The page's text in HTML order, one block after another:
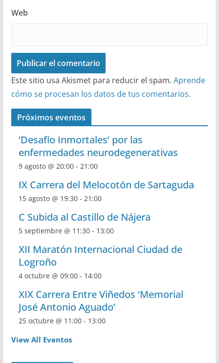
Web
Este sitio usa Akismet para reducir el spam. Aprende
cómo se procesan los datos de tus comentarios.
Próximos eventos
‘Desafío Inmortales’ por las
enfermedades neurodegenerativas
9 agosto @ 20:00- 21:00
IX Carrera del Melocotón de Sartaguda
15 agosto @ 19:30- 21:00
C Subida al Castillo de Nájera
5 septiembre @ 11:30- 13:00
XII Maratón Internacional Ciudad de
Logroño
4 octubre @ 09:00- 14:00
XIX Carrera Entre Viñedos ‘Memorial
José Antonio Aguado’
25 octubre @ 11:00- 13:00
View All Eventos